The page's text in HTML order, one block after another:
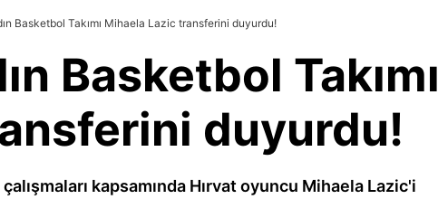
Basketbol Takımı Mihaela Lazic transferini duyurdu!
Basketbol Takımı
duyurdu!
kapsamında Hırvat oyuncu Mihaela Lazic'i